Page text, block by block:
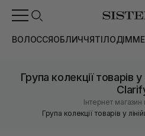
ВОЛОССЯОБЛИЧЧЯТІЛОДІМ
Група колекції товарів
Інтернет
Група колекції товарів у